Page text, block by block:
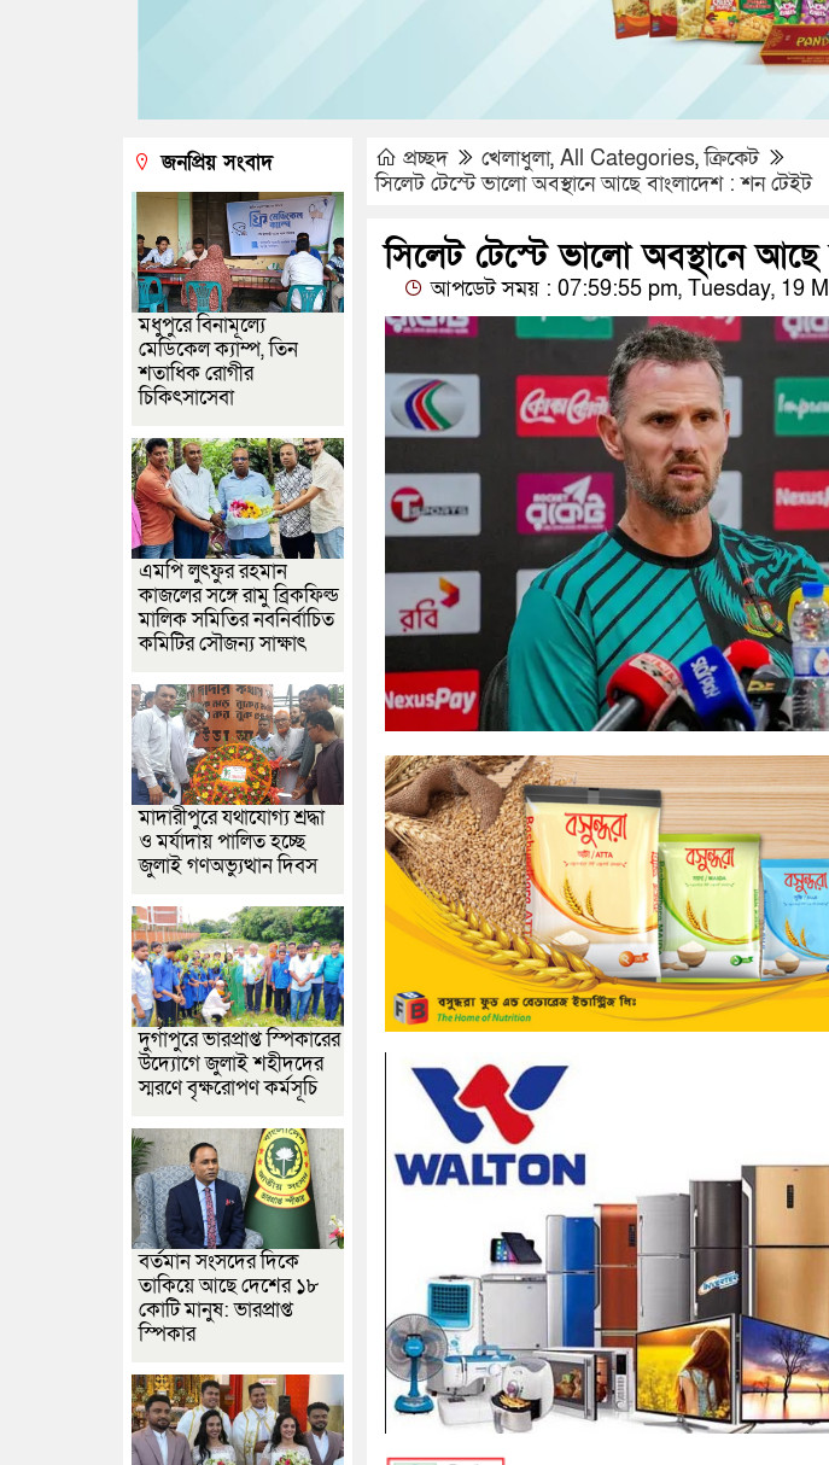
প্রচ্ছদ খেলাধুলা, All Categories,ক্রিকেট
সিলেট টেস্টে ভালো অবস্থানে আছে বাংলাদেশ : শন টেইট
সিলেট টেস্টে ভালো অবস্থানে
আপডেট সময় : 07:59:55 pm, Tuesday, 19
জনপ্রিয় সংবাদ
মধুপুরে বিনামূল্যে
মেডিকেল ক্যাম্প, তিন
শতাধিক রোগীর
চিকিৎসাসেবা
এমপি লুৎফুর রহমান
কাজলের সঙ্গে রামু ব্রিকফিল্ড
মালিক সমিতির নবনির্বাচিত
কমিটির সৌজন্য সাক্ষাৎ
মাদারীপুরে যথাযোগ্য শ্রদ্ধা
ও মর্যাদায় পালিত হচ্ছে
জুলাই গণঅভ্যুত্থান দিবস
দুর্গাপুরে ভারপ্রাপ্ত স্পিকারের
উদ্যোগে জুলাই শহীদদের
স্মরণে বৃক্ষরোপণ কর্মসূচি
বর্তমান সংসদের দিকে
তাকিয়ে আছে দেশের ১৮
কোটি মানুষ: ভারপ্রাপ্ত
স্পিকার